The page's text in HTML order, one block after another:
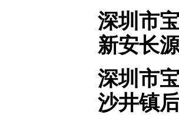
深圳
新安长
深圳市
沙井镇